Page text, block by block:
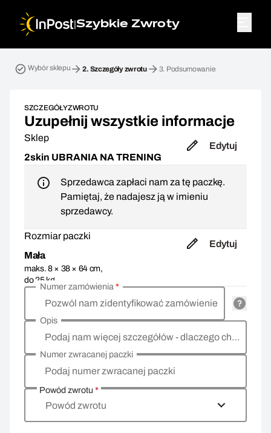
|Szybkie Zwroty
Wybór sklepu 2. Szczegóły zwrotu 3. Podsumowanie
SZCZEGÓŁY ZWROTU
Uzupełnij wszystkie informacje
Sklep
2skin UBRANIA NA TRENING
Edytuj
Sprzedawca zapłaci nam za tę paczkę.
Pamiętaj, że nadajesz ją w imieniu
sprzedawcy.
Rozmiar paczki
Mała
maks. 8 × 38 × 64 cm,
do 25 kg
Edytuj
Pozwól nam zidentyfikować zamówienie
Numer zamówienia*
Podaj nam więcej szczegółów - dlaczego chcesz zwrócić towar, co jest powodem?
Opis
Podaj numer zwracanej paczki
Numer zwracanej paczki
Powód zwrotu*
Powód zwrotu